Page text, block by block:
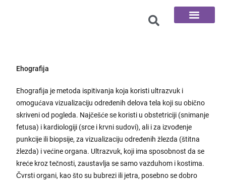
Ehografija
Ehografija je metoda ispitivanja koja koristi ultrazvuk i
omogućava vizualizaciju određenih delova tela koji su obično
skriveni od pogleda. Najčešće se koristi u obstetriciji (snimanje
fetusa) i kardiologiji (srce i krvni sudovi), ali i za izvođenje
punkcije ili biopsije, za vizualizaciju određenih žlezda (štitna
žlezda) i većine organa. Ultrazvuk, koji ima sposobnost da se
kreće kroz tečnosti, zaustavlja se samo vazduhom i kostima.
Čvrsti organi, kao što su bubrezi ili jetra, posebno se dobro